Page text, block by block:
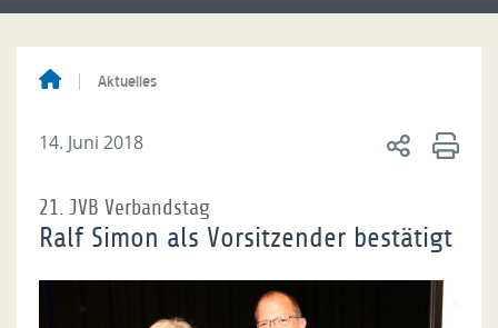
Aktuelles
14. Juni 2018
21. JVB Verbandstag
Ralf Simon als Vorsitzender bestätigt